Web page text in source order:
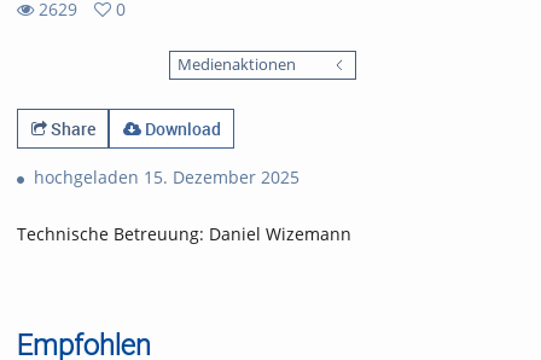
2629
0
Medienaktionen
Share Download
hochgeladen 15. Dezember 2025
Technische Betreuung: Daniel Wizemann
Empfohlen